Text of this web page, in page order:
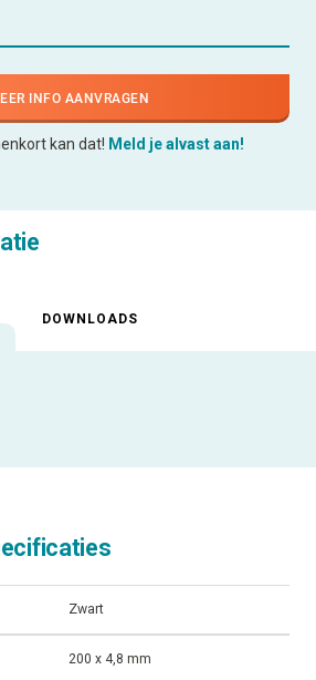
INFO AANVRAGEN
kan dat! Meld je alvast aan!
DOWNLOADS
Zwart
200 x 4,8 mm